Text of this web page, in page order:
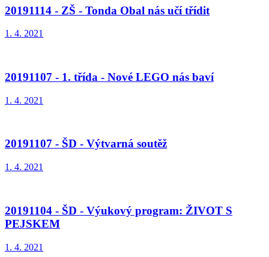
20191114 - ZŠ - Tonda Obal nás učí třídit
1. 4. 2021
20191107 - 1. třída - Nové LEGO nás baví
1. 4. 2021
20191107 - ŠD - Výtvarná soutěž
1. 4. 2021
20191104 - ŠD - Výukový program: ŽIVOT S
PEJSKEM
1. 4. 2021